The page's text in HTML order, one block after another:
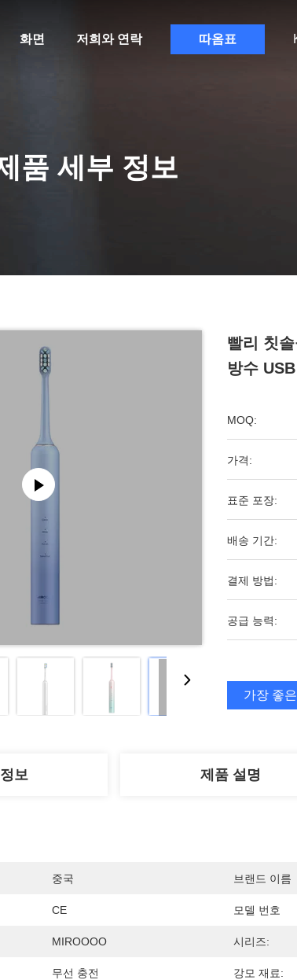
화면 저희와 연락 따옴표
품 세부 정보
빨리 칫
방수 USB
MOQ:
가격:
표준 포장:
배송 기간:
결제 방법:
공급 능력:
가장 좋
보 제품 설명
중국 브랜드 이름
CE 모델 번호
MIROOOO 시리즈:
무선 충전 강모 재료: